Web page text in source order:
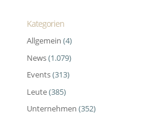
Kategorien
Allgemein (4)
News(1.079)
Events(313)
Leute(385)
Unternehmen (352)